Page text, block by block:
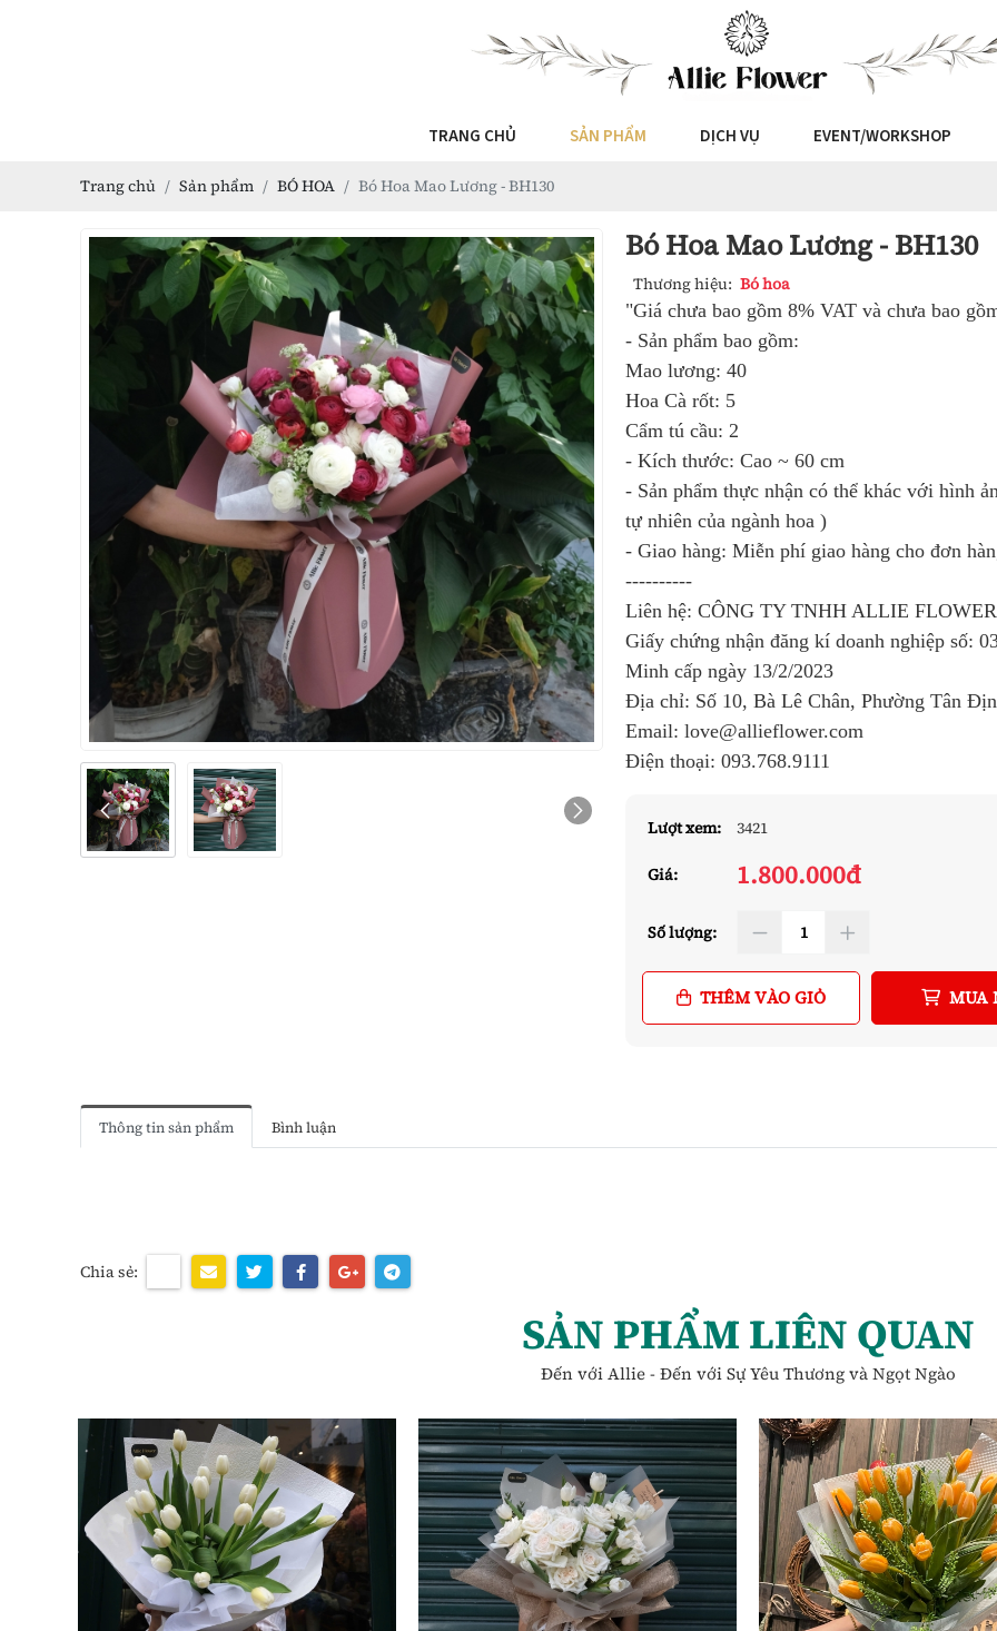
TRANG CHỦ SẢN PHẨM DỊCH VỤ EVENT/WORKSHOP
Trang chủ Sản phẩm BÓ HOA Bó Hoa Mao Lương - BH130
Bó Hoa Mao Lương - BH130
Thương hiệu: Bó hoa
"Giá chưa bao gồm 8% VAT và chưa bao
- Sản phẩm bao gồm:
Mao lương: 40
Hoa Cà rốt: 5
Cẩm tú cầu: 2
- Kích thước: Cao ~ 60 cm
- Sản phẩm thực nhận có thể khác với hình
tự nhiên của ngành hoa )
- Giao hàng: Miễn phí giao hàng cho đơn
----------
Liên hệ: CÔNG TY TNHH ALLIE
Giấy chứng nhận đăng kí doanh nghiệp số:
Minh cấp ngày 13/2/2023
Địa chỉ: Số 10, Bà Lê Chân, Phường Tân
Email: love@allieflower.com
Điện thoại: 093.768.9111
Lượt xem: 3421
Giá: 1.800.000đ
Số lượng:
THÊM VÀO GIỎ MUA
Thông tin sản phẩm Bình luận
Chia sẻ:
SẢN PHẨM LIÊN QUAN
Đến với Allie - Đến với Sự Yêu Thương và Ngọt Ngào